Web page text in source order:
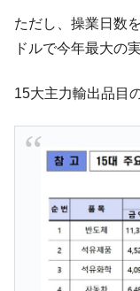
『Money1』
韓
ータセンター整備
ほぼ終わった」
発。
『Money1』
韓国
『Money1』
韓
ぎ」では。
『Money1』
韓国
営業利益80.2％も
ただし、操業日数
ドルで今年最大の
15大主力輸出品目